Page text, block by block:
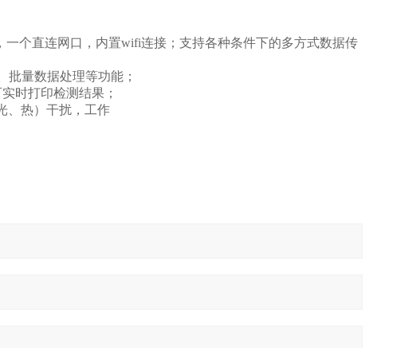
个直连网口，内置wifi连接；支持各种条件下的多方式数据传
量数据处理等功能；
时打印检测结果；
热）干扰，工作